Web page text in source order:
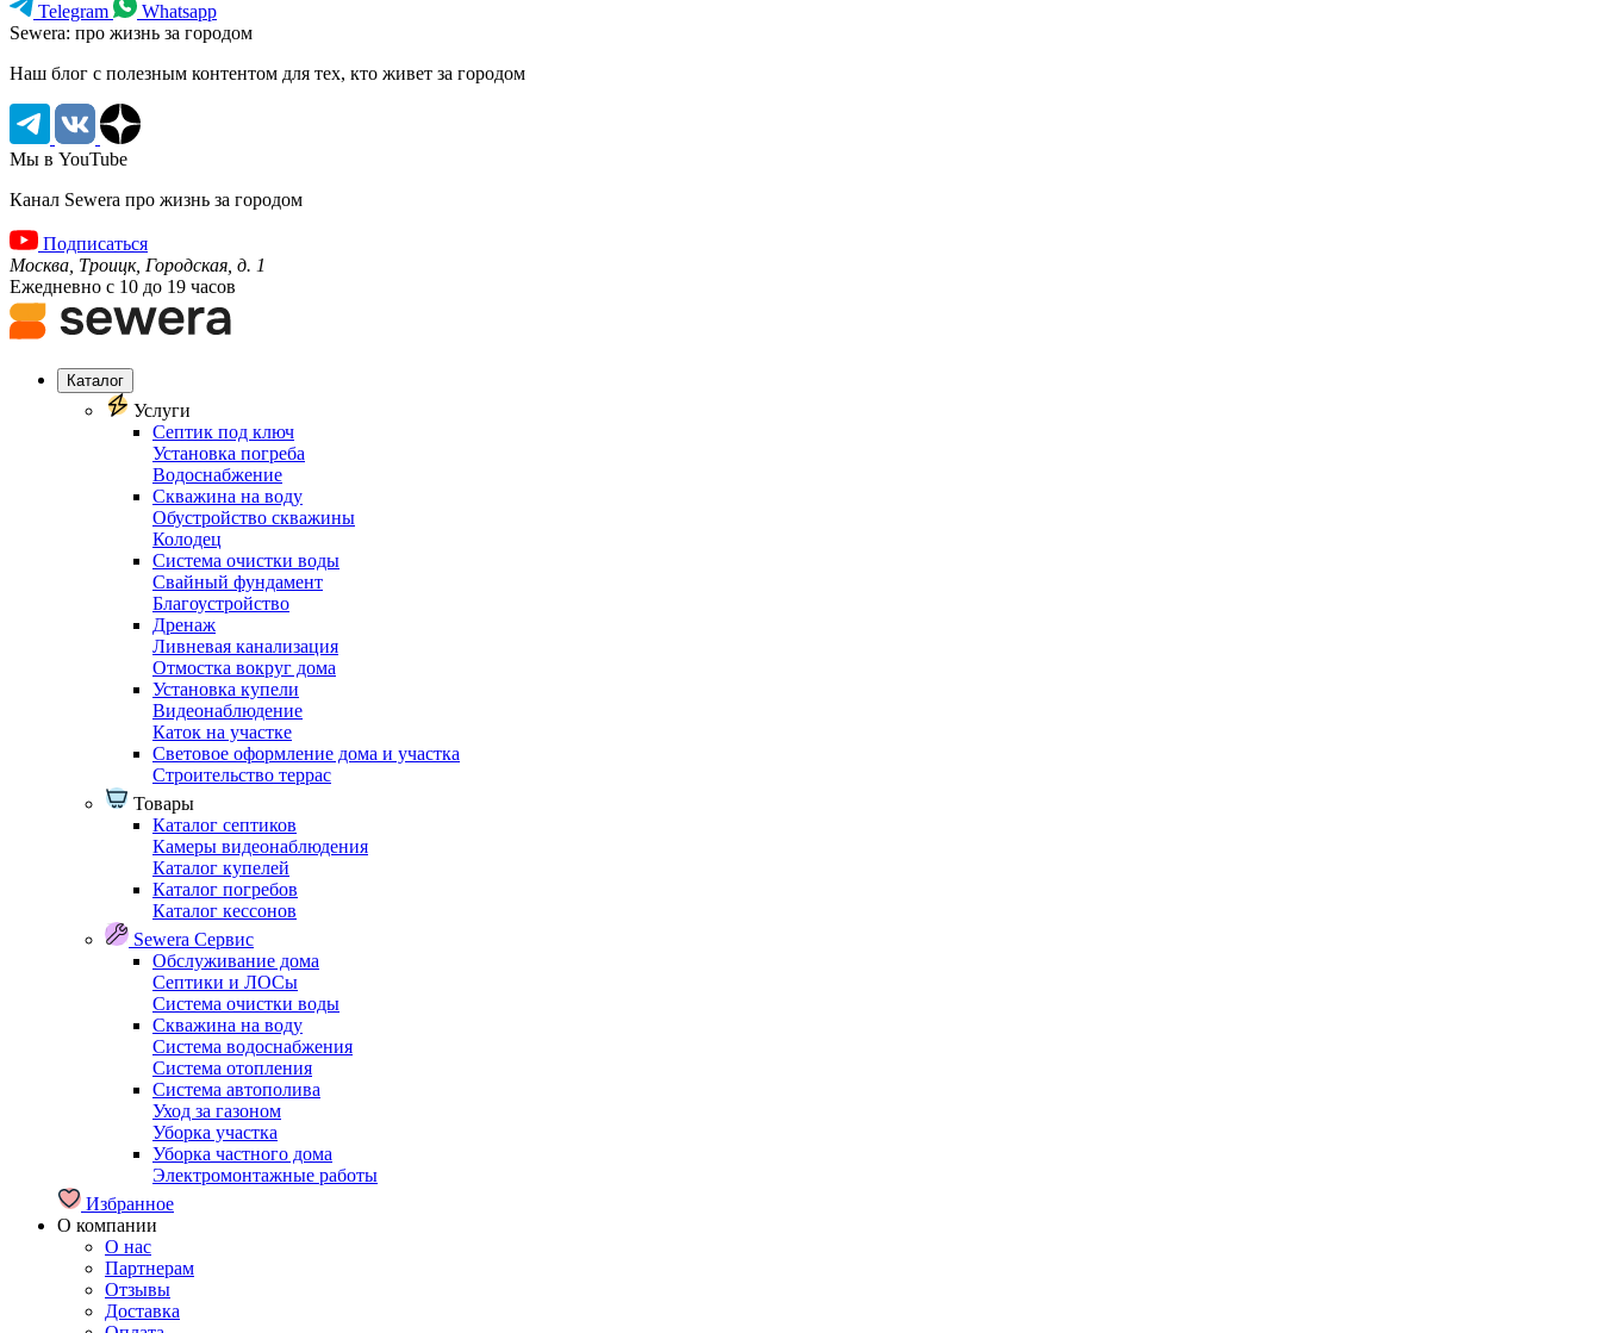
Telegram
Whatsapp
Sewera: про жизнь за городом
Наш блог c полезным контентом для тех, кто живет за городом
Мы в YouTube
Канал Sewera про жизнь за городом
Подписаться
Москва, Троицк, Городская, д. 1
Ежедневно с 10 до 19 часов
Каталог
Услуги
Септик под ключ
Установка погреба
Водоснабжение
Скважина на воду
Обустройство скважины
Колодец
Система очистки воды
Свайный фундамент
Благоустройство
Дренаж
Ливневая канализация
Отмостка вокруг дома
Установка купели
Видеонаблюдение
Каток на участке
Световое оформление дома и участка
Строительство террас
Товары
Каталог септиков
Камеры видеонаблюдения
Каталог купелей
Каталог погребов
Каталог кессонов
Sewera Сервис
Обслуживание дома
Септики и ЛОСы
Система очистки воды
Скважина на воду
Система водоснабжения
Система отопления
Система автополива
Уход за газоном
Уборка участка
Уборка частного дома
Электромонтажные работы
Избранное
О компании
О нас
Партнерам
Отзывы
Доставка